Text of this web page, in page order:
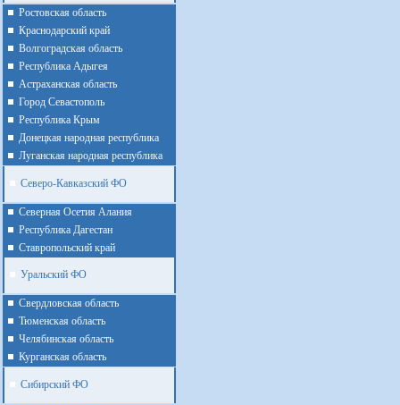
Ростовская область
Краснодарский край
Волгоградская область
Республика Адыгея
Астраханская область
Город Севастополь
Республика Крым
Донецкая народная республика
Луганская народная республика
Северо-Кавказский ФО
Северная Осетия Алания
Республика Дагестан
Ставропольский край
Уральский ФО
Cвердловская область
Тюменская область
Челябинская область
Курганская область
Сибирский ФО